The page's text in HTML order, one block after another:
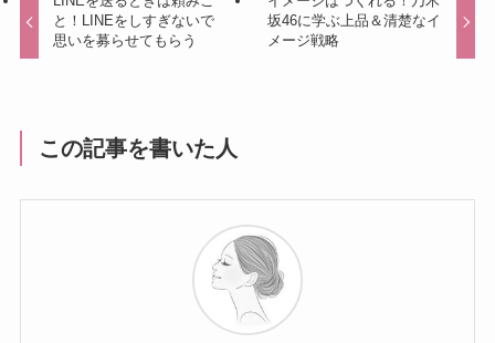
と！LINEをしすぎないで
思いを募らせてもらう
坂46に学ぶ上品＆清楚なイ
メージ戦略
この記事を書いた人